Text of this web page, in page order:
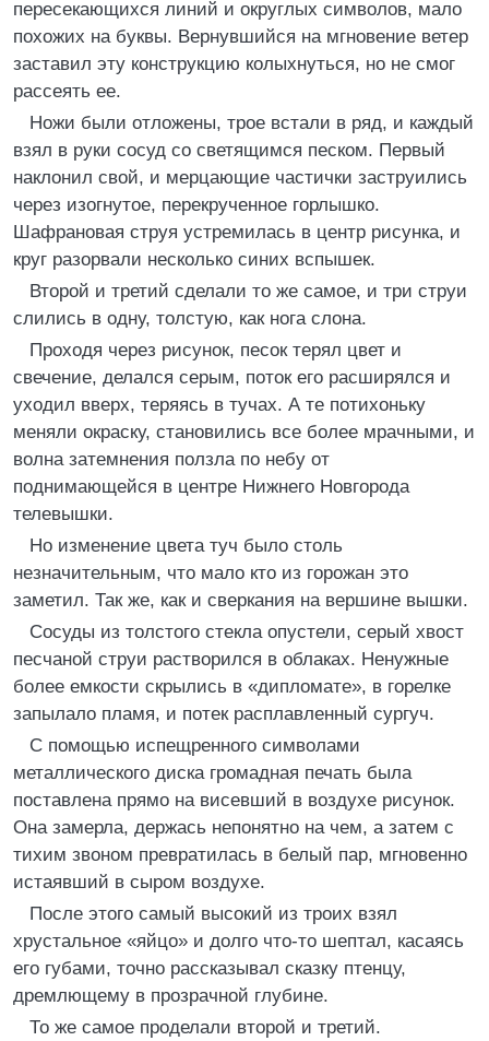
пересекающихся линий и округлых символов, мало
похожих на буквы. Вернувшийся на мгновение ветер
заставил эту конструкцию колыхнуться, но не смог
рассеять ее.
Ножи были отложены, трое встали в ряд, и каждый
взял в руки сосуд со светящимся песком. Первый
наклонил свой, и мерцающие частички заструились
через изогнутое, перекрученное горлышко.
Шафрановая струя устремилась в центр рисунка, и
круг разорвали несколько синих вспышек.
Второй и третий сделали то же самое, и три струи
слились в одну, толстую, как нога слона.
Проходя через рисунок, песок терял цвет и
свечение, делался серым, поток его расширялся и
уходил вверх, теряясь в тучах. А те потихоньку
меняли окраску, становились все более мрачными, и
волна затемнения ползла по небу от
поднимающейся в центре Нижнего Новгорода
телевышки.
Но изменение цвета туч было столь
незначительным, что мало кто из горожан это
заметил. Так же, как и сверкания на вершине вышки.
Сосуды из толстого стекла опустели, серый хвост
песчаной струи растворился в облаках. Ненужные
более емкости скрылись в «дипломате», в горелке
запылало пламя, и потек расплавленный сургуч.
С помощью испещренного символами
металлического диска громадная печать была
поставлена прямо на висевший в воздухе рисунок.
Она замерла, держась непонятно на чем, а затем с
тихим звоном превратилась в белый пар, мгновенно
истаявший в сыром воздухе.
После этого самый высокий из троих взял
хрустальное «яйцо» и долго что-то шептал, касаясь
его губами, точно рассказывал сказку птенцу,
дремлющему в прозрачной глубине.
То же самое проделали второй и третий.